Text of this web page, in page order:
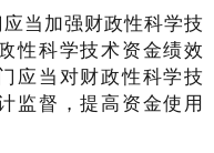
当加强财政性科学技
性科学技术资金绩效
应当对财政性科学技
监督，提高资金使用